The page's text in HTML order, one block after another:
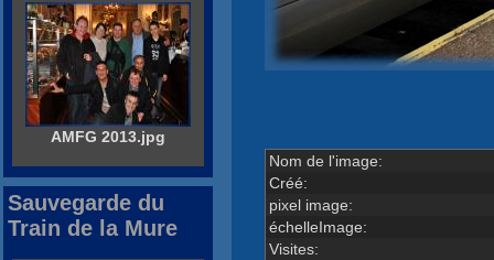
Nom de l'image:
Créé:
pixel image:
échelleImage:
Visites:
AMFG 2013.jpg
Sauvegarde du
Train de la Mure